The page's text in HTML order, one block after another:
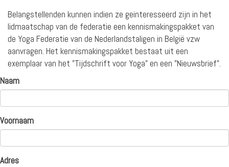
Belangstellenden kunnen indien ze geinteresseerd zijn in het
lidmaatschap van de federatie een kennismakingspakket van
de Yoga Federatie van de Nederlandstaligen in België vzw
aanvragen. Het kennismakingspakket bestaat uit een
exemplaar van het "Tijdschrift voor Yoga" en een "Nieuwsbrief".
Naam
Voornaam
Adres